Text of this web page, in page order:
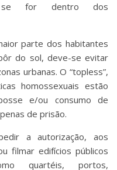
se for dentro dos
parte dos habitantes
do sol, deve-se evitar
urbanas. O “topless”,
homossexuais estão
e/ou consumo de
de prisão.
a autorização, aos
filmar edifícios públicos
quartéis, portos,